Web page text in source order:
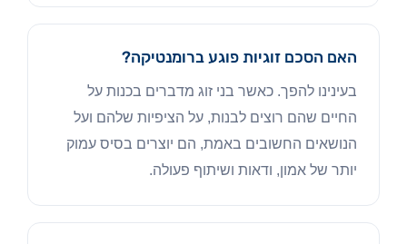
האם הסכם זוגיות פוגע ברומנטיקה?
בעינינו להפך. כאשר בני זוג מדברים בכנות על
החיים שהם רוצים לבנות, על הציפיות שלהם ועל
הנושאים החשובים באמת, הם יוצרים בסיס עמוק
יותר של אמון, ודאות ושיתוף פעולה.